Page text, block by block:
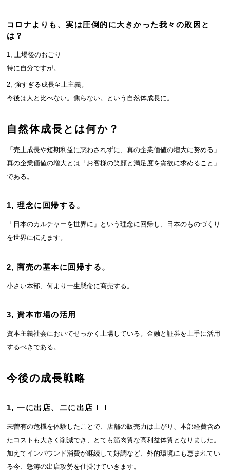
コロナよりも、実は圧倒的に大きかった我々の敗因と
は？
1, 上場後のおごり
特に自分ですが。
2, 強すぎる成長至上主義。
今後は人と比べない。焦らない。という自然体成長に。
自然体成長とは何か？
「売上成長や短期利益に惑わされずに、真の企業価値の増大に努める」
真の企業価値の増大とは「お客様の笑顔と満足度を貪欲に求めること」
である。
1, 理念に回帰する。
「日本のカルチャーを世界に」という理念に回帰し、日本のものづくり
を世界に伝えます。
2, 商売の基本に回帰する。
小さい本部、何より一生懸命に商売する。
3, 資本市場の活用
資本主義社会においてせっかく上場している。金融と証券を上手に活用
するべきである。
今後の成長戦略
1, 一に出店、二に出店！！
未曽有の危機を体験したことで、店舗の販売力は上がり、本部経費含め
たコストも大きく削減でき、とても筋肉質な高利益体質となりました。
加えてインバウンド消費が継続して好調など、外的環境にも恵まれてい
る今、怒涛の出店攻勢を仕掛けていきます。